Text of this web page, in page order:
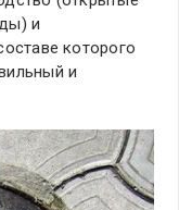
и
которого
и